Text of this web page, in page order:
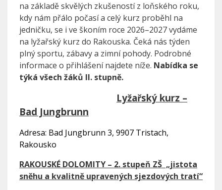
na základě skvělých zkušeností z loňského roku,
kdy nám přálo počasí a celý kurz proběhl na
jedničku, se i ve škoním roce 2026–2027 vydáme
na lyžařský kurz do Rakouska. Čeká nás týden
plný sportu, zábavy a zimní pohody. Podrobné
informace o přihlášení najdete níže. Nabídka se
týká všech žáků lI. stupně.
Lyžařský kurz –
Bad Jungbrunn
Adresa: Bad Jungbrunn 3, 9907 Tristach,
Rakousko
RAKOUSKÉ DOLOMITY – 2. stupeň ZŠ „jistota
sněhu a kvalitně upravených sjezdových tratí“